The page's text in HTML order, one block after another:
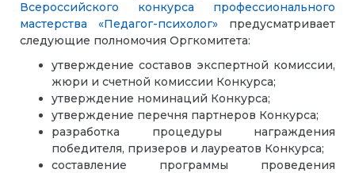
Всероссийского конкурса профессионального
мастерства «Педагог-психолог» предусматривает
следующие полномочия Оргкомитета:
утверждение составов экспертной комиссии,
жюри и счетной комиссии Конкурса;
утверждение номинаций Конкурса;
утверждение перечня партнеров Конкурса;
разработка процедуры награждения
победителя, призеров и лауреатов Конкурса;
составление программы проведения